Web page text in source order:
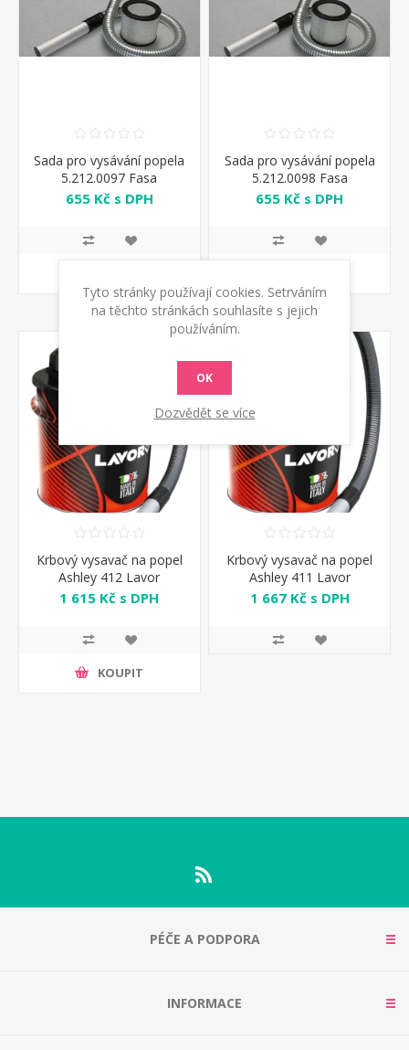
Sada pro vysávání popela
5.212.0097 Fasa
655 Kč s DPH
Sada pro vysávání popela
5.212.0098 Fasa
655 Kč s DPH
Krbový vysavač na popel
Ashley 412 Lavor
1 615 Kč s DPH
KOUPIT
Krbový vysavač na popel
Ashley 411 Lavor
1 667 Kč s DPH
PÉČE A PODPORA
INFORMACE
Tyto stránky používají cookies. Setrváním
na těchto stránkách souhlasíte s jejich
používáním.
OK
Dozvědět se více